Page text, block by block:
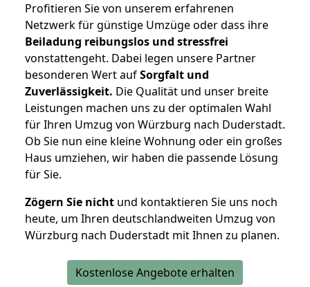
Profitieren Sie von unserem erfahrenen
Netzwerk für günstige Umzüge oder dass ihre
Beiladung reibungslos und stressfrei
vonstattengeht. Dabei legen unsere Partner
besonderen Wert aufSorgfalt und
Zuverlässigkeit. Die Qualität und unser breite
Leistungen machen uns zu der optimalen Wahl
für Ihren Umzug von Würzburg nach Duderstadt.
Ob Sie nun eine kleine Wohnung oder ein großes
Haus umziehen, wir haben die passende Lösung
für Sie.
Zögern Sie nicht und kontaktieren Sie uns noch
heute, um Ihren deutschlandweiten Umzug von
Würzburg nach Duderstadt mit Ihnen zu planen.
Kostenlose Angebote erhalten